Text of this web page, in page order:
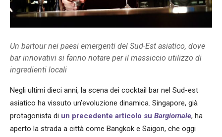
Un bartour nei paesi emergenti del Sud-Est asiatico, dove
bar innovativi si fanno notare per il massiccio utilizzo di
ingredienti locali
Negli ultimi dieci anni, la scena dei cocktail bar nel Sud-est
asiatico ha vissuto un’evoluzione dinamica. Singapore, già
protagonista di un precedente articolo su Bargiornale, ha
aperto la strada a città come Bangkok e Saigon, che oggi